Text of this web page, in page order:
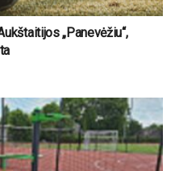
„Panevėžiu“,